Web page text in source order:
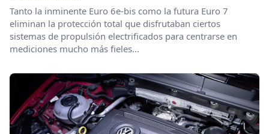
Tanto la inminente Euro 6e-bis como la futura Euro 7
eliminan la protección total que disfrutaban ciertos
sistemas de propulsión electrificados para centrarse en
mediciones mucho más fieles...